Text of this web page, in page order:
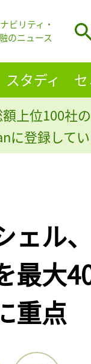
ビリティ・
のニュース
スタディ
上位100社
に登録して
ェル
最大
重点